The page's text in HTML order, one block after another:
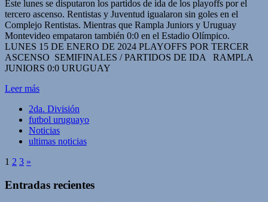
Este lunes se disputaron los partidos de ida de los playoffs por el
tercero ascenso. Rentistas y Juventud igualaron sin goles en el
Complejo Rentistas. Mientras que Rampla Juniors y Uruguay
Montevideo empataron también 0:0 en el Estadio Olímpico.
LUNES 15 DE ENERO DE 2024 PLAYOFFS POR TERCER
ASCENSO SEMIFINALES / PARTIDOS DE IDA RAMPLA
JUNIORS 0:0 URUGUAY
Leer más
2da. División
futbol uruguayo
Noticias
ultimas noticias
1 2 3 »
Entradas recientes